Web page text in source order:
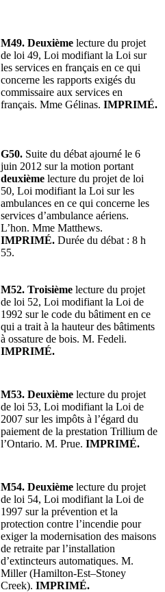
M49. Deuxième lecture du projet
de loi 49, Loi modifiant la Loi sur
les services en français en ce qui
concerne les rapports exigés du
commissaire aux services en
français. Mme Gélinas. IMPRIMÉ.
G50. Suite du débat ajourné le 6
juin 2012 sur la motion portant
deuxième lecture du projet de loi
50, Loi modifiant la Loi sur les
ambulances en ce qui concerne les
services d’ambulance aériens.
L’hon. Mme Matthews.
IMPRIMÉ. Durée du débat : 8 h
55.
M52. Troisième lecture du projet
de loi 52, Loi modifiant la Loi de
1992 sur le code du bâtiment en ce
qui a trait à la hauteur des bâtiments
à ossature de bois. M. Fedeli.
IMPRIMÉ.
M53. Deuxième lecture du projet
de loi 53, Loi modifiant la Loi de
2007 sur les impôts à l’égard du
paiement de la prestation Trillium de
l’Ontario. M. Prue. IMPRIMÉ.
M54. Deuxième lecture du projet
de loi 54, Loi modifiant la Loi de
1997 sur la prévention et la
protection contre l’incendie pour
exiger la modernisation des maisons
de retraite par l’installation
d’extincteurs automatiques. M.
Miller (Hamilton-Est–Stoney
Creek). IMPRIMÉ.